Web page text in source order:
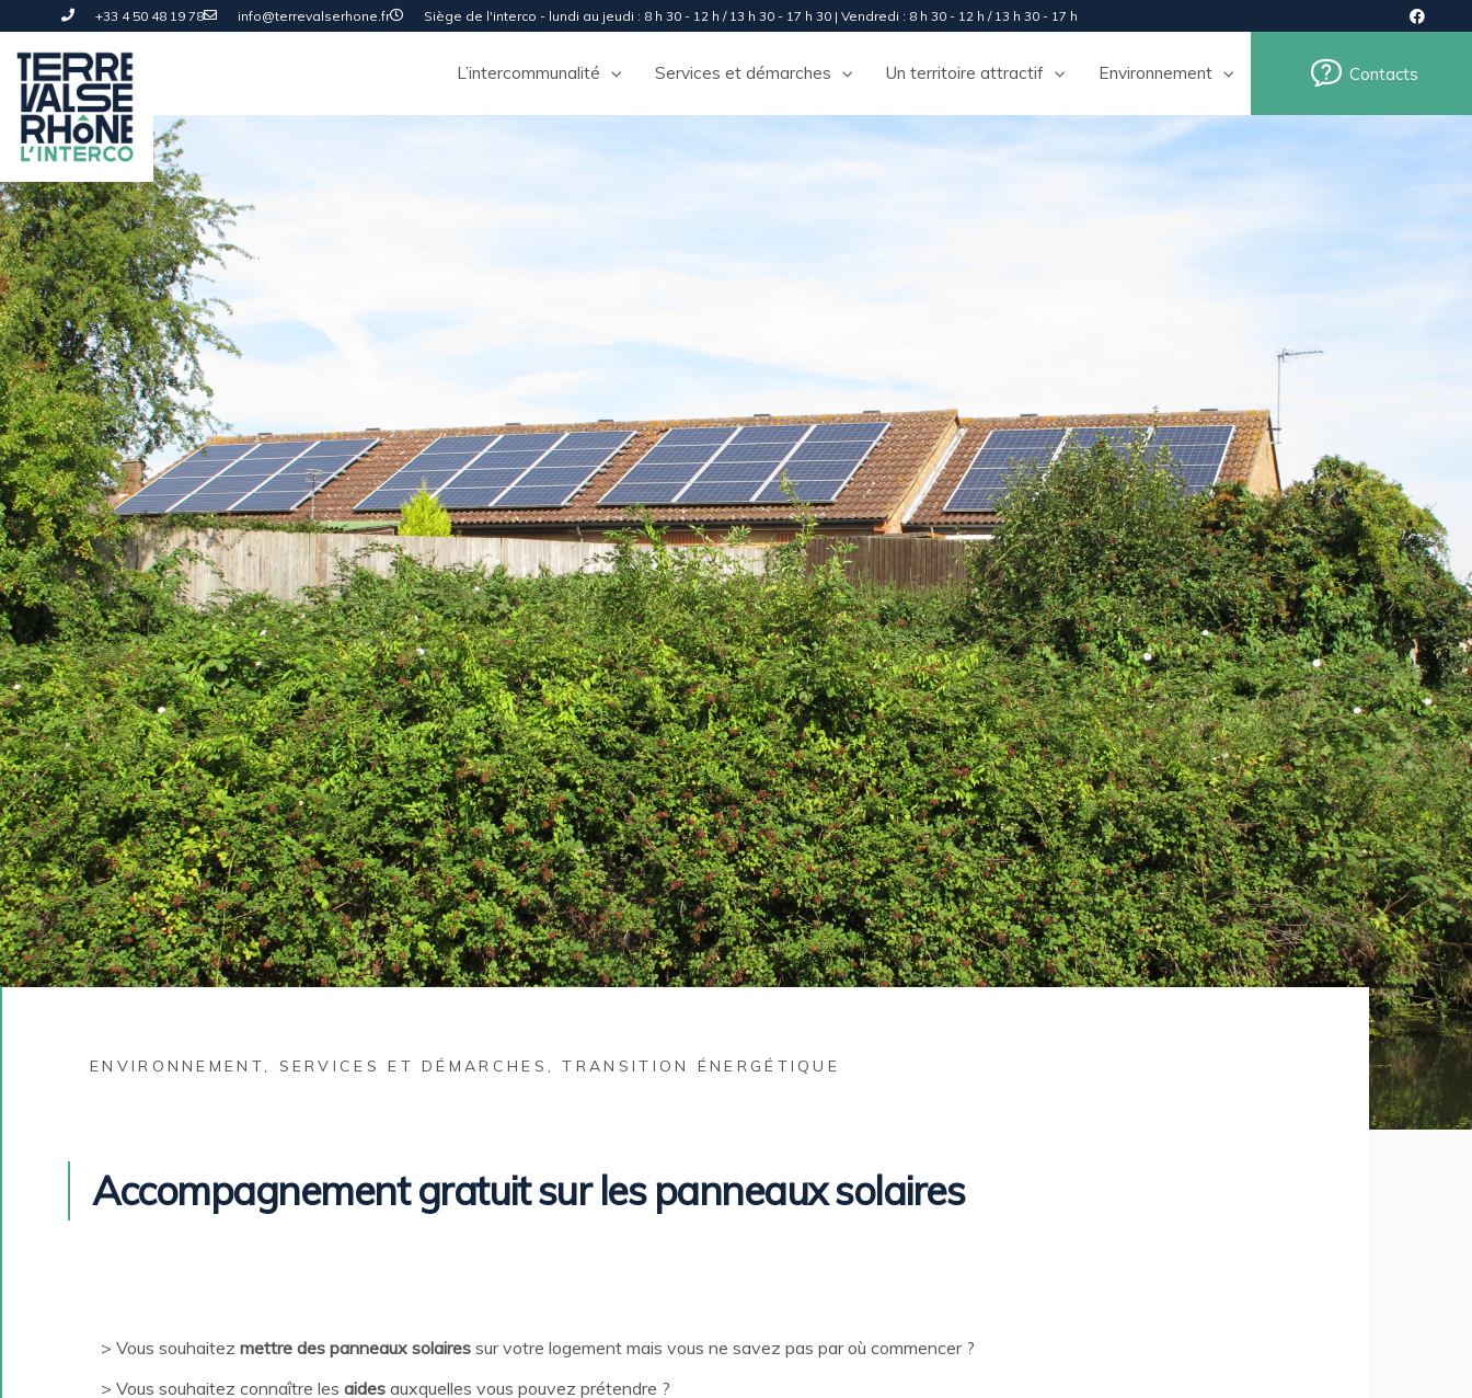
+33 4 50 48 19 78 info@terrevalserhone.fr Siège de l'interco - lundi au jeudi : 8 h 30 - 12 h / 13 h 30 - 17 h 30 | Vendredi : 8 h 30 - 12 h / 13 h 30 - 17 h
L’intercommunalité Services et démarches Un territoire attractif Environnement Contacts
ENVIRONNEMENT, SERVICES ET DÉMARCHES ,TRANSITION ÉNERGÉTIQUE
Accompagnement gratuit sur les panneaux solaires
Vous souhaitez mettre des panneaux solaires sur votre logement mais vous ne savez pas par où commencer ?
Vous souhaitez connaître les aides auxquelles vous pouvez prétendre ?